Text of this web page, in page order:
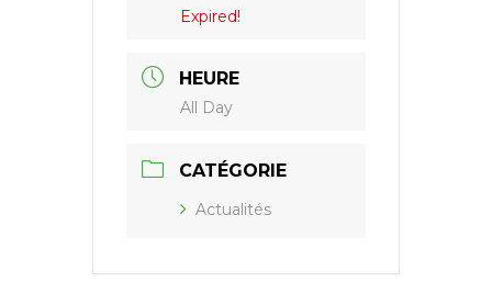
Expired!
HEURE
All Day
CATÉGORIE
Actualités